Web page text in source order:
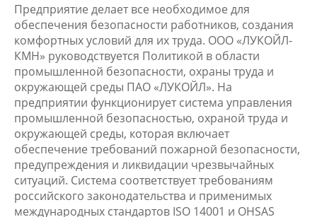
Предприятие делает все необходимое для
обеспечения безопасности работников, создания
комфортных условий для их труда. ООО «ЛУКОЙЛ-
КМН» руководствуется Политикой в области
промышленной безопасности, охраны труда и
окружающей среды ПАО «ЛУКОЙЛ». На
предприятии функционирует система управления
промышленной безопасностью, охраной труда и
окружающей среды, которая включает
обеспечение требований пожарной безопасности,
предупреждения и ликвидации чрезвычайных
ситуаций. Система соответствует требованиям
российского законодательства и применимых
международных стандартов ISO 14001 и OHSAS